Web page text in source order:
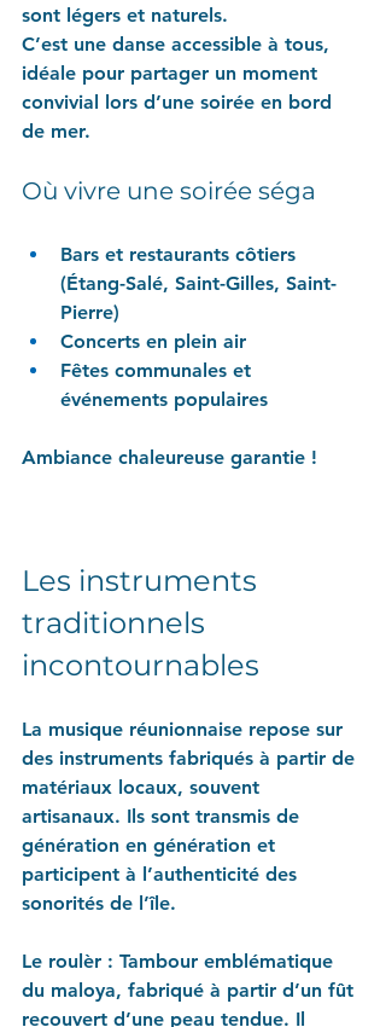
sont légers et naturels.
C’est une danse accessible à tous,
idéale pour partager un moment
convivial lors d’une soirée en bord
de mer.
Où vivre une soirée séga
Bars et restaurants côtiers
(Étang-Salé, Saint-Gilles, Saint-
Pierre)
Concerts en plein air
Fêtes communales et
événements populaires
Ambiance chaleureuse garantie !
Les instruments
traditionnels
incontournables
La musique réunionnaise repose sur
des instruments fabriqués à partir de
matériaux locaux, souvent
artisanaux. Ils sont transmis de
génération en génération et
participent à l’authenticité des
sonorités de l’île.
Le roulèr : Tambour emblématique
du maloya, fabriqué à partir d’un fût
recouvert d’une peau tendue. Il